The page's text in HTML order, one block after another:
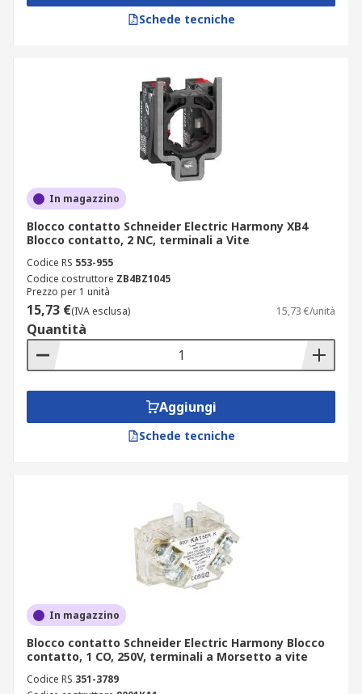
Schede tecniche
In magazzino
Blocco contatto Schneider Electric Harmony XB4
Blocco contatto, 2 NC, terminali a Vite
Codice RS 553-955
Codice costruttore ZB4BZ1045
Prezzo per 1 unità
15,73 €(IVA esclusa) 15,73 €/unità
Quantità
Aggiungi
Schede tecniche
In magazzino
Blocco contatto Schneider Electric Harmony Blocco
contatto, 1 CO, 250V, terminali a Morsetto a vite
Codice RS 351-3789